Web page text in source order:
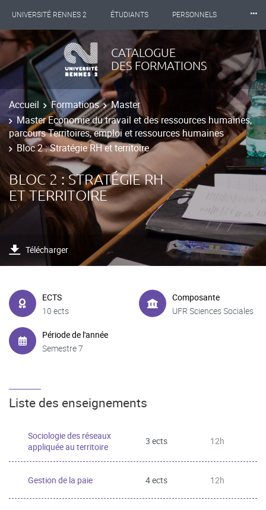
UNIVERSITÉ RENNES 2 ÉTUDIANTS PERSONNELS
INTERNATIONAL PROFESSIONNELS BIBLIOTHÈQUES
LES NOUVELLES DE RENNES 2
⸱⸱⸱
CATALOGUE
DES FORMATIONS
Accueil Formations
Master
Master Economie du travail et des ressources humaines,
parcours Territoires, emploi et ressources humaines
Bloc 2 : Stratégie RH et territoire
BLOC 2 : STRATÉGIE RH
ET TERRITOIRE
Télécharger
ECTS
10 ects
Composante
UFR Sciences Sociales
Période de l'année
Semestre 7
Liste des enseignements
Sociologie des réseaux
appliquée au territoire
3 ects 12h
Gestion de la paie 4 ects 12h